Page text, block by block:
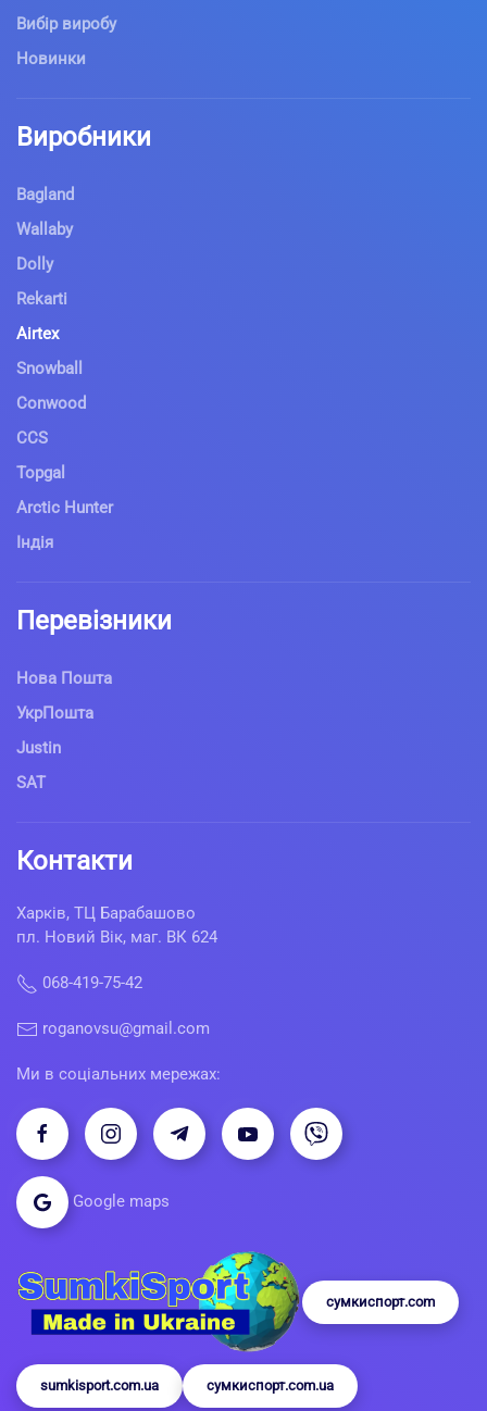
Вибір виробу
Новинки
Виробники
Bagland
Wallaby
Dolly
Rekarti
Airtex
Snowball
Conwood
CCS
Topgal
Arctic Hunter
Індія
Перевізники
Нова Пошта
УкрПошта
Justin
SAT
Контакти
Харків, ТЦ Барабашово
пл. Новий Вік, маг. ВК 624
068-419-75-42
roganovsu@gmail.com
Ми в соціальних мережах:
Google maps
сумкиспорт.com
sumkisport.com.ua сумкиспорт.com.ua